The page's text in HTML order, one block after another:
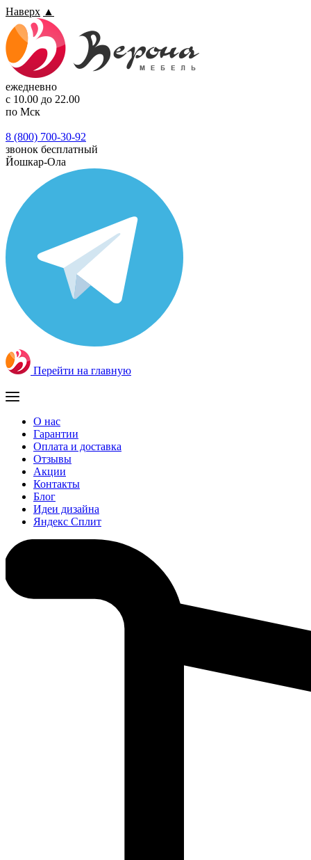
Наверх ▲
ежедневно
с 10.00 до 22.00
по Мск
8 (800) 700-30-92
звонок бесплатный
Йошкар-Ола
Перейти на главную
О нас
Гарантии
Оплата и доставка
Отзывы
Акции
Контакты
Блог
Идеи дизайна
Яндекс Сплит